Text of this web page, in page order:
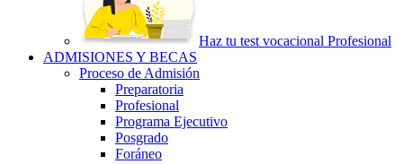
Haz tu test vocacional Profesional
ADMISIONES Y BECAS
Proceso de Admisión
Preparatoria
Profesional
Programa Ejecutivo
Posgrado
Foráneo